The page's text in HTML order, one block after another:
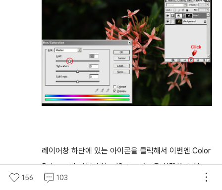
레이어창 하단에 있는 아이콘을 클릭해서 이번엔 Color
Balance가 아니라 Hue/Saturation을 선택한 후 Hue
슬라이더 바를 움직여서
156 103